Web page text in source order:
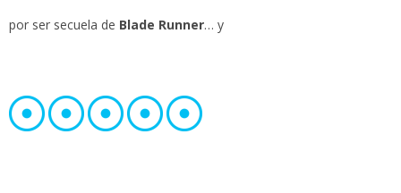
por ser secuela de Blade Runner… y